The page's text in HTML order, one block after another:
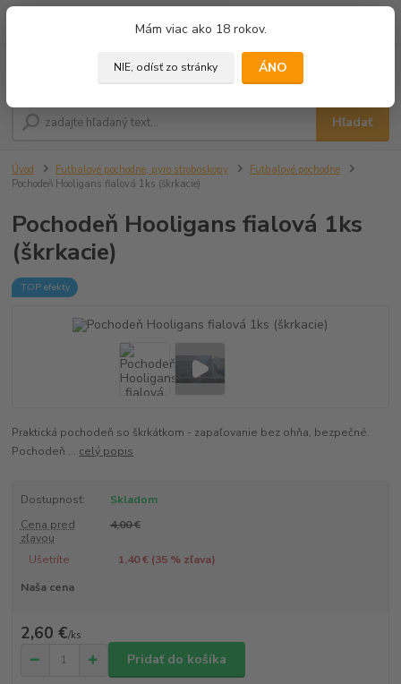
Mám viac ako 18 rokov.
NIE, odísť zo stránky ÁNO
Hľadať
Úvod Futbalové pochodne, pyro stroboskopy
Futbalové pochodne
Pochodeň Hooligans fialová 1ks (škrkacie)
Pochodeň Hooligans fialová 1ks
(škrkacie)
TOP efekty
Praktická pochodeň so škrkátkom - zapaľovanie bez ohňa, bezpečné.
Pochodeň ... celý popis
Dostupnosť:
Skladom
Cena pred
zľavou
4,00 €
Ušetríte 1,40 € (35% zľava)
Naša cena
2,60 €/ks
Pridať do košíka